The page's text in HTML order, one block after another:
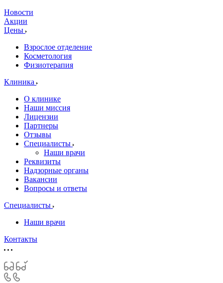
Новости
Акции
Цены
Взрослое отделение
Косметология
Физиотерапия
Клиника
О клинике
Наши миссия
Лицензии
Партнеры
Отзывы
Специалисты
Наши врачи
Реквизиты
Надзорные органы
Вакансии
Вопросы и ответы
Специалисты
Наши врачи
Контакты